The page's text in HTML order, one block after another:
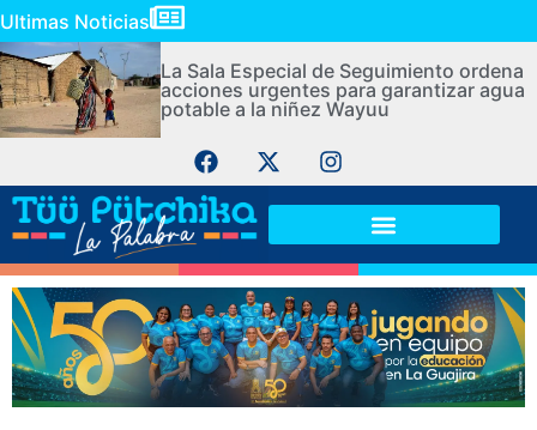
Ultimas Noticias
La Sala Especial de Seguimiento ordena
acciones urgentes para garantizar agua
potable a la niñez Wayuu